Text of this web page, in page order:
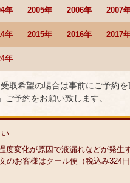
年 2005年 2006年 2007
年 2015年 2016年 2017
年
取希望の場合は事前にご予約を
予約をお願い致します。
度変化が原因で液漏れなどが発生
のお客様はクール便（税込み324